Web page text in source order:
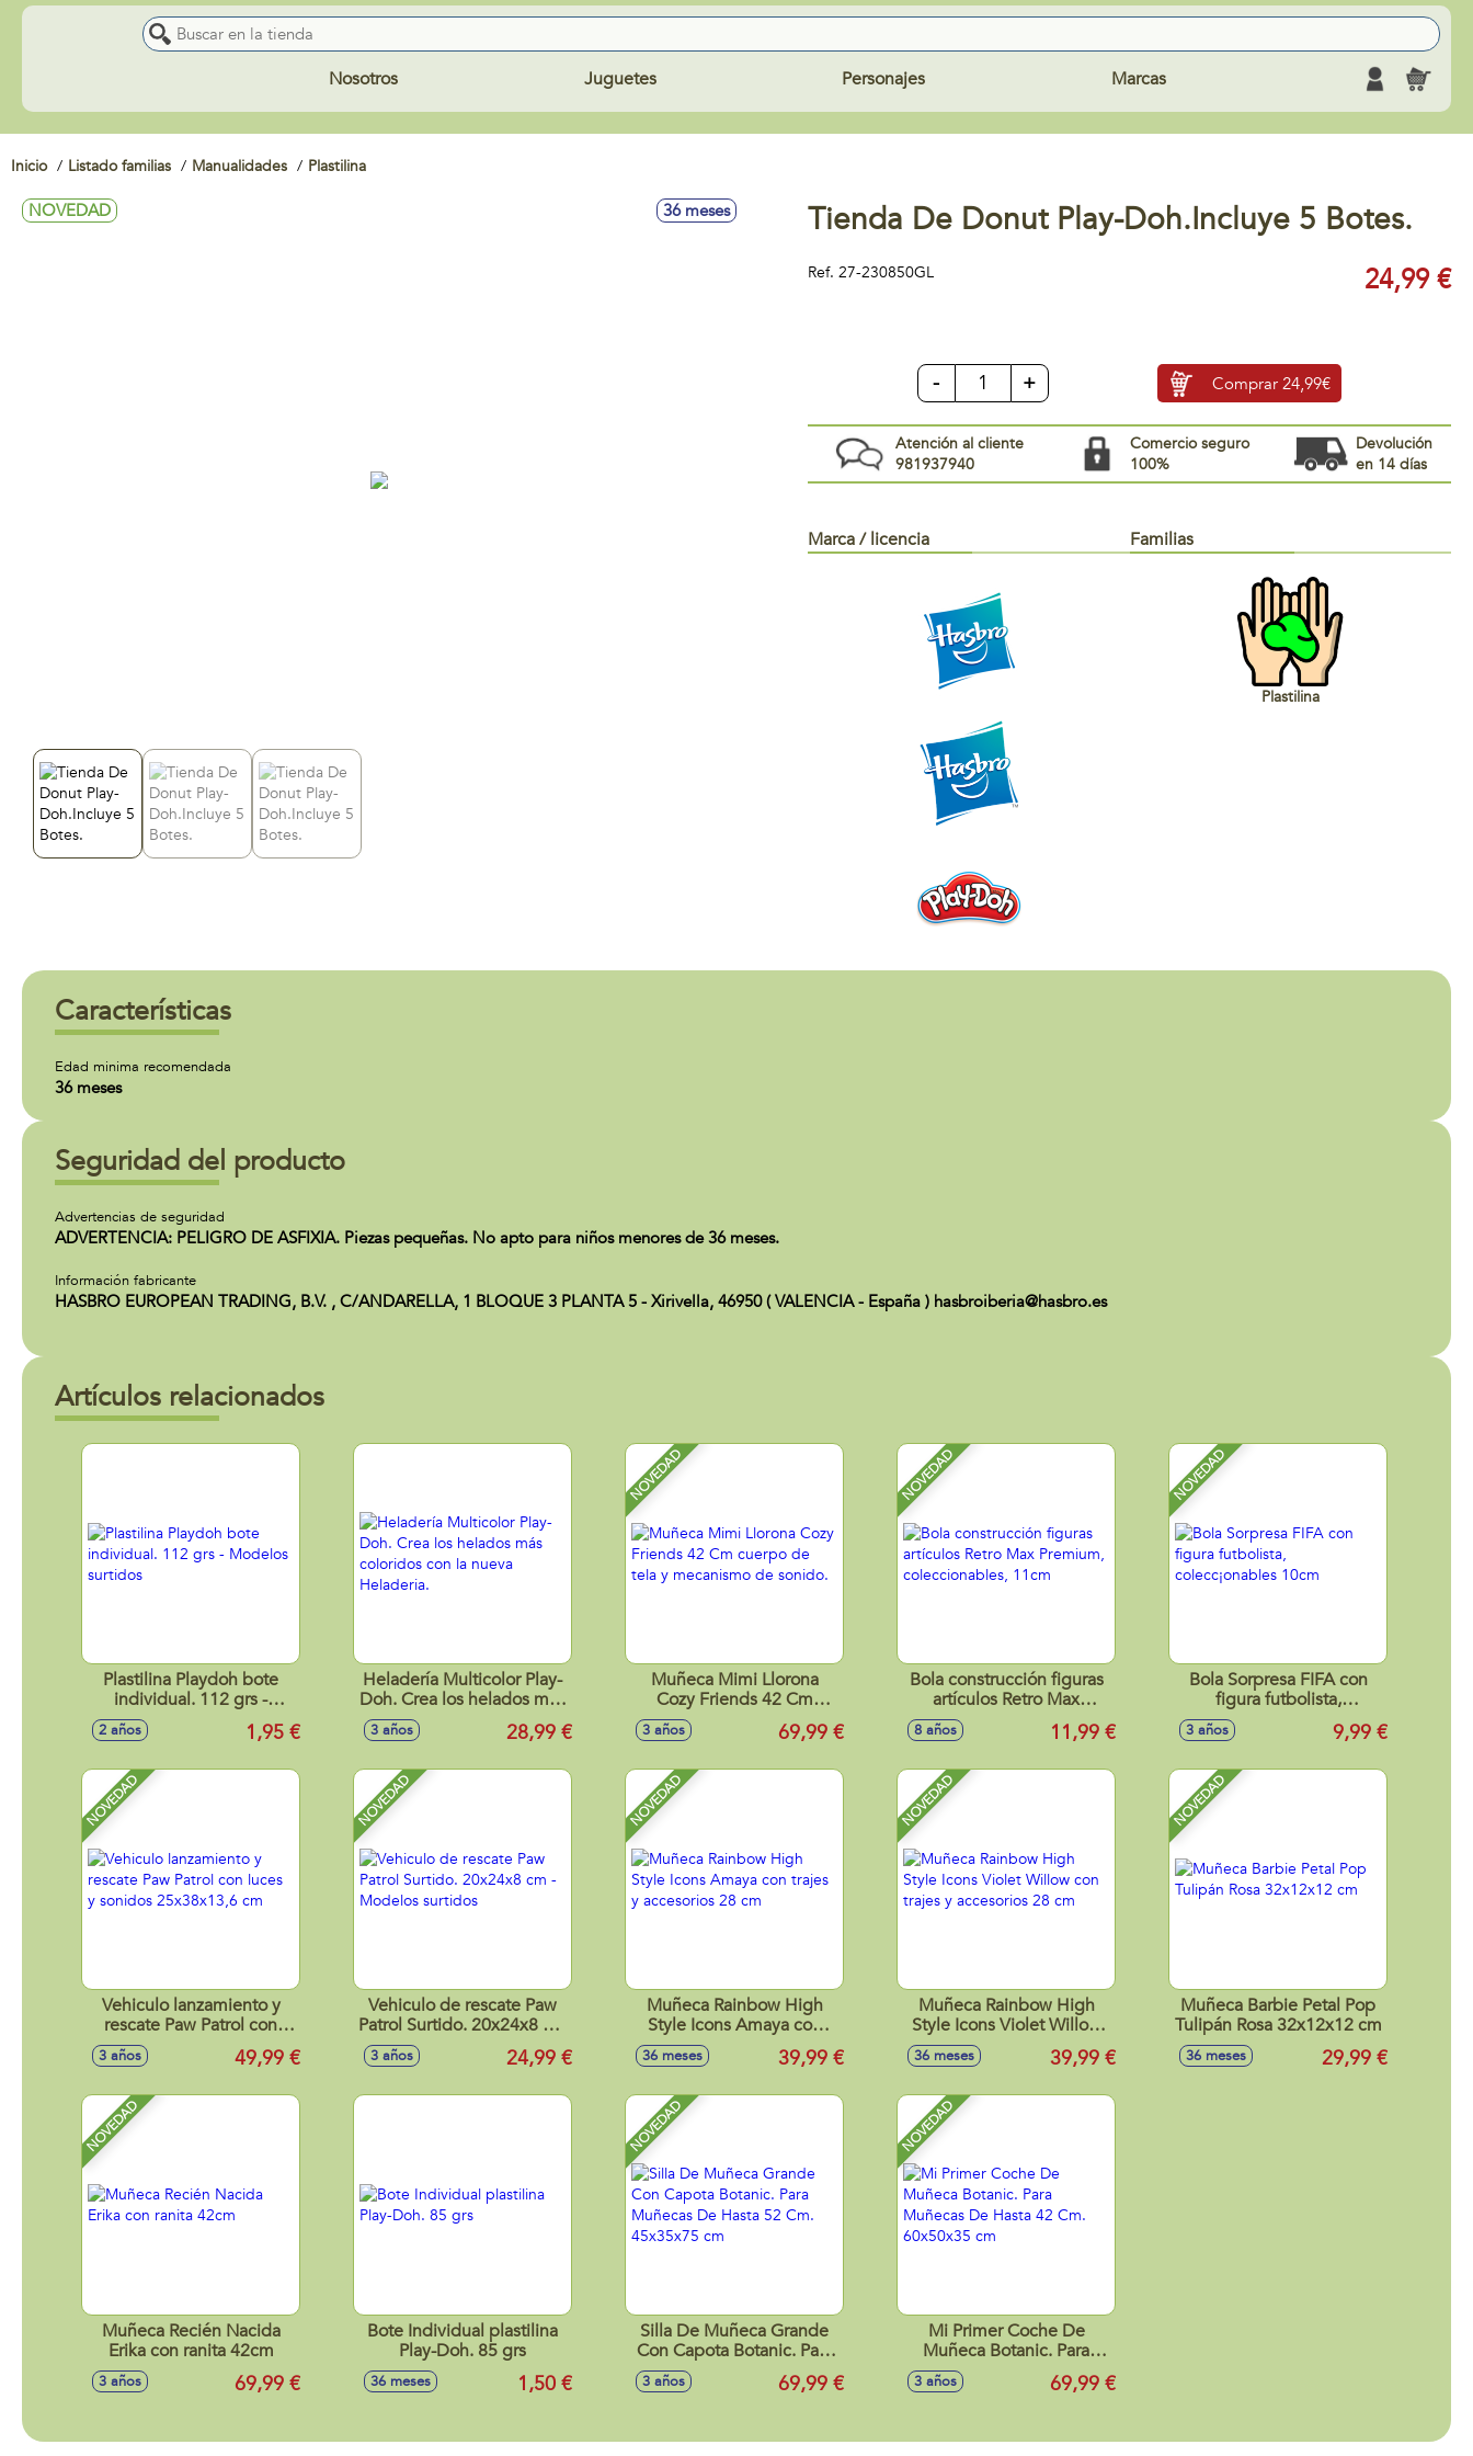
Nosotros Juguetes Personajes Marcas
Inicio Listado familias Manualidades Plastilina
NOVEDAD 36 meses Tienda De Donut Play-Doh.Incluye 5 Botes.
Ref. 27-230850GL 24,99 €
- + Comprar24,99€
Atención al cliente
981937940
Comercio seguro
100%
Devolución
en 14 días
Marca / licencia Familias
Plastilina
Características
Edad minima recomendada
36 meses
Seguridad del producto
Advertencias de seguridad
ADVERTENCIA: PELIGRO DE ASFIXIA. Piezas pequeñas. No apto para niños menores de 36 meses.
Información fabricante
HASBRO EUROPEAN TRADING, B.V. , C/ANDARELLA, 1 BLOQUE 3 PLANTA 5 - Xirivella, 46950 ( VALENCIA - España ) hasbroiberia@hasbro.es
Artículos relacionados
Plastilina Playdoh bote
individual. 112 grs -
Modelos surtidos
2 años 1,95 €
Heladería Multicolor Play-
Doh. Crea los helados más
coloridos con la nueva
3 años 28,99 €
NOVEDAD
Muñeca Mimi Llorona
Cozy Friends 42 Cm
cuerpo de tela y
mecanismo de sonido.
3 años 69,99 €
NOVEDAD
Bola construcción figuras
artículos Retro Max
Premium, coleccionables,
8 años 11,99 €
NOVEDAD
Bola Sorpresa FIFA con
figura futbolista,
colecc¡onables 10cm
3 años 9,99 €
NOVEDAD
Vehiculo lanzamiento y
rescate Paw Patrol con
luces y sonidos
25x38x13,6 cm
3 años 49,99 €
NOVEDAD
Vehiculo de rescate Paw
Patrol Surtido. 20x24x8 cm
- Modelos surtidos
3 años 24,99 €
NOVEDAD
Muñeca Rainbow High
Style Icons Amaya con
trajes y accesorios 28 cm
36 meses 39,99 €
NOVEDAD
Muñeca Rainbow High
Style Icons Violet Willow
con trajes y accesorios 28
36 meses 39,99 €
NOVEDAD
Muñeca Barbie Petal Pop
Tulipán Rosa 32x12x12 cm
36 meses 29,99 €
NOVEDAD
Muñeca Recién Nacida
Erika con ranita 42cm
3 años 69,99 €
Bote Individual plastilina
Play-Doh. 85 grs
36 meses 1,50 €
NOVEDAD
Silla De Muñeca Grande
Con Capota Botanic. Para
Muñecas De Hasta 52 Cm.
45x35x75 cm
3 años 69,99 €
NOVEDAD
Mi Primer Coche De
Muñeca Botanic. Para
Muñecas De Hasta 42 Cm.
60x50x35 cm
3 años 69,99 €